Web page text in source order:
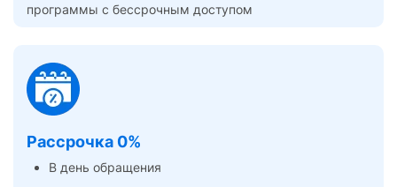
программы с бессрочным доступом
Рассрочка 0%
В день обращения